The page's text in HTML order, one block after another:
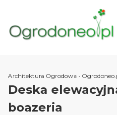
Architektura Ogrodowa •
Deska
boazeria